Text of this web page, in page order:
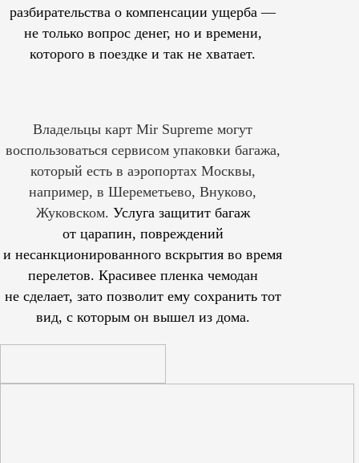
разбирательства о компенсации ущерба —
не только вопрос денег, но и времени,
которого в поездке и так не хватает.
Владельцы карт Mir Supreme могут
воспользоваться сервисом упаковки багажа,
который есть в аэропортах Москвы,
например, в Шереметьево, Внуково,
Жуковском. Услуга защитит багаж
от царапин, повреждений
и несанкционированного вскрытия во время
перелетов. Красивее пленка чемодан
не сделает, зато позволит ему сохранить тот
вид, с которым он вышел из дома.